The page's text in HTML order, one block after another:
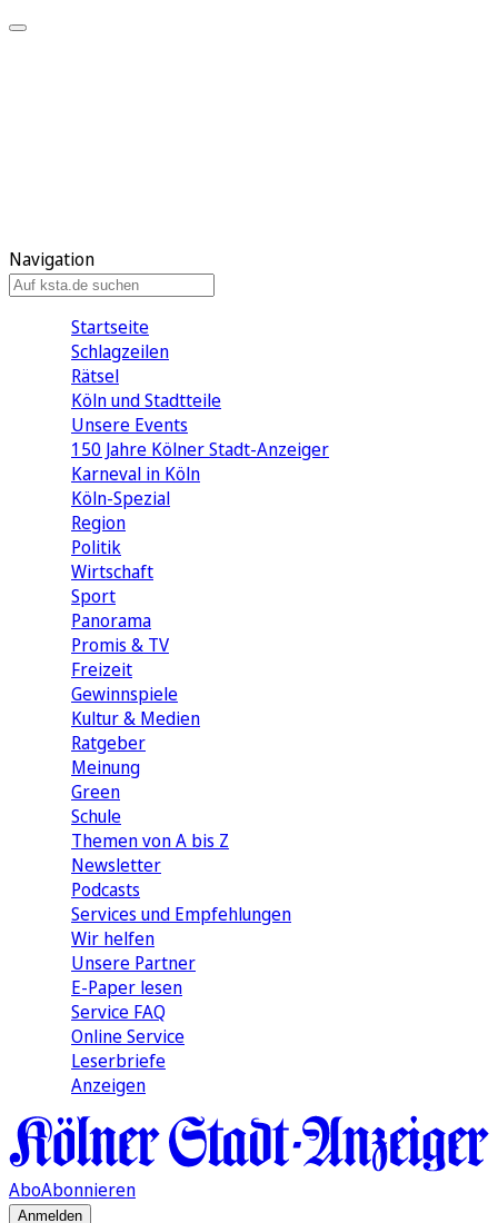
Navigation
Startseite
Schlagzeilen
Rätsel
Köln und Stadtteile
Unsere Events
150 Jahre Kölner Stadt-Anzeiger
Karneval in Köln
Köln-Spezial
Region
Politik
Wirtschaft
Sport
Panorama
Promis & TV
Freizeit
Gewinnspiele
Kultur & Medien
Ratgeber
Meinung
Green
Schule
Themen von A bis Z
Newsletter
Podcasts
Services und Empfehlungen
Wir helfen
Unsere Partner
E-Paper lesen
Service FAQ
Online Service
Leserbriefe
Anzeigen
AboAbonnieren
Anmelden